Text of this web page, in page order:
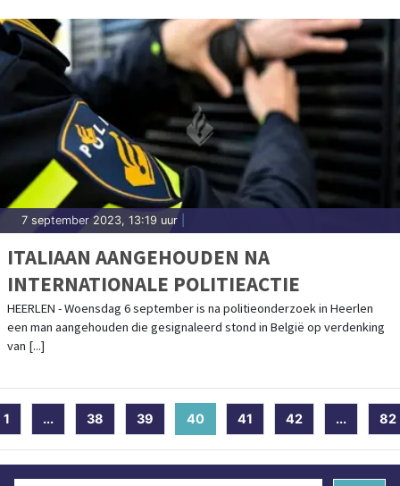
7 september 2023, 13:19 uur
ITALIAAN AANGEHOUDEN NA
INTERNATIONALE POLITIEACTIE
HEERLEN - Woensdag 6 september is na politieonderzoek in Heerlen
een man aangehouden die gesignaleerd stond in België op verdenking
van [...]
1 ... 38 39 40 (current)
41 42 ... 82